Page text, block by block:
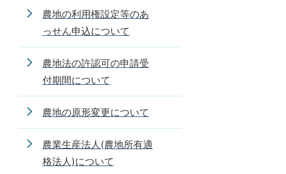
農地の利用権設定等のあ
っせん申込について
農地法の許認可の申請受
付期間について
農地の原形変更について
農業生産法人(農地所有適
格法人)について